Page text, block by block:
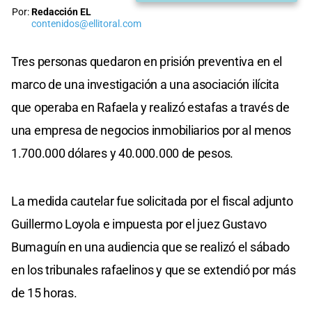
Por:Redacción EL
contenidos@ellitoral.com
Tres personas quedaron en prisión preventiva en el
marco de una investigación a una asociación ilícita
que operaba en Rafaela y realizó estafas a través de
una empresa de negocios inmobiliarios por al menos
1.700.000 dólares y 40.000.000 de pesos.
La medida cautelar fue solicitada por el fiscal adjunto
Guillermo Loyola e impuesta por el juez Gustavo
Bumaguín en una audiencia que se realizó el sábado
en los tribunales rafaelinos y que se extendió por más
de 15 horas.